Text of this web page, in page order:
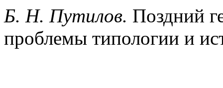
Б. Н. Путилов. Поздний
проблемы типологии и